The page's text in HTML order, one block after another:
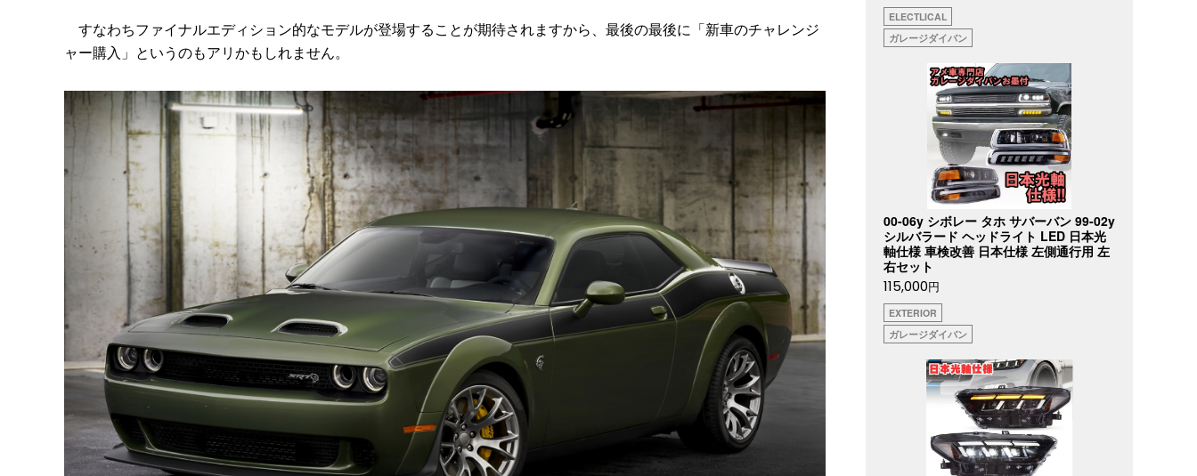
すなわちファイナルエディション的なモデルが登場することが期待されますから、最後の最後に「新車のチャレンジ
ャー購入」というのもアリかもしれません。
ELECTLICAL
ガレージダイバン
00-06y シボレー タホ サバーバン 99-02y
シルバラード ヘッドライト LED 日本光
軸仕様 車検改善 日本仕様 左側通行用 左
右セット
115,000円
EXTERIOR
ガレージダイバン